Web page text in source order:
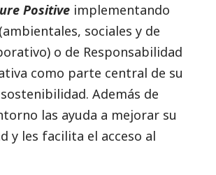
Positive implementando
sociales y de
o de Responsabilidad
como parte central de su
Además de
las ayuda a mejorar su
y les facilita el acceso al